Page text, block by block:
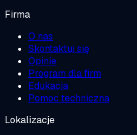
Firma
O nas
Skontaktuj się
Opinie
Program dla firm
Edukacja
Pomoc techniczna
Lokalizacje